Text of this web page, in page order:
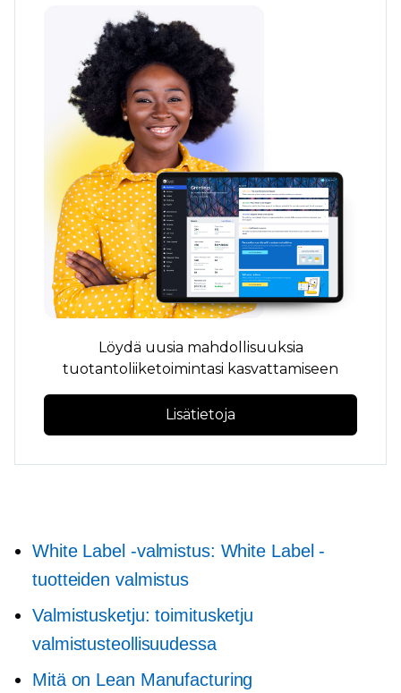
Löydä uusia mahdollisuuksia
tuotantoliiketoimintasi kasvattamiseen
Lisätietoja
White Label -valmistus: White Label -
tuotteiden valmistus
Valmistusketju: toimitusketju
valmistusteollisuudessa
Mitä on Lean Manufacturing